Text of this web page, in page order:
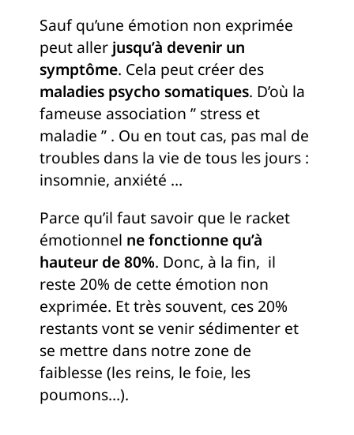
Sauf qu’une émotion non exprimée
peut aller jusqu’à devenir un
symptôme. Cela peut créer des
maladies psycho somatiques. D’où la
fameuse association ” stress et
maladie ” . Ou en tout cas, pas mal de
troubles dans la vie de tous les jours :
insomnie, anxiété …
Parce qu’il faut savoir que le racket
émotionnel ne fonctionne qu’à
hauteur de 80%. Donc, à la fin, il
reste 20% de cette émotion non
exprimée. Et très souvent, ces 20%
restants vont se venir sédimenter et
se mettre dans notre zone de
faiblesse (les reins, le foie, les
poumons…).